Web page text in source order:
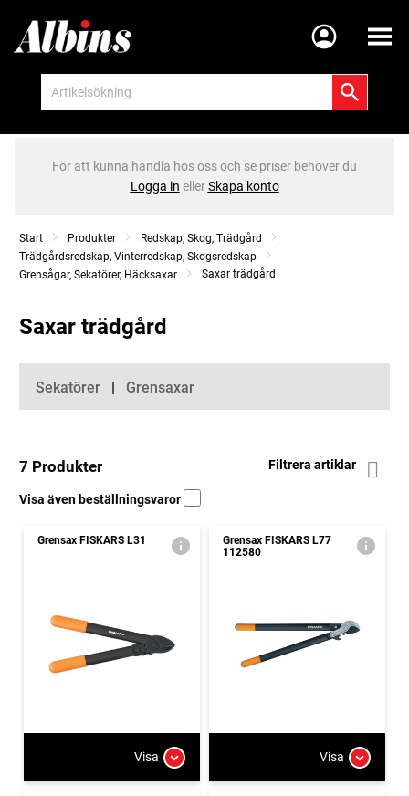
Meny
För att kunna handla hos oss och se priser behöver du
Logga in ellerSkapa konto
Start Produkter
Redskap, Skog, Trädgård
Trädgårdsredskap, Vinterredskap, Skogsredskap
Grensågar, Sekatörer, Häcksaxar
Saxar trädgård
Saxar trädgård
Kategorier
Sekatörer Grensaxar
7 Produkter Filtrera artiklar
Visa även beställningsvaror
Grensax FISKARS L31
Visa
Grensax FISKARS L77
112580
Visa